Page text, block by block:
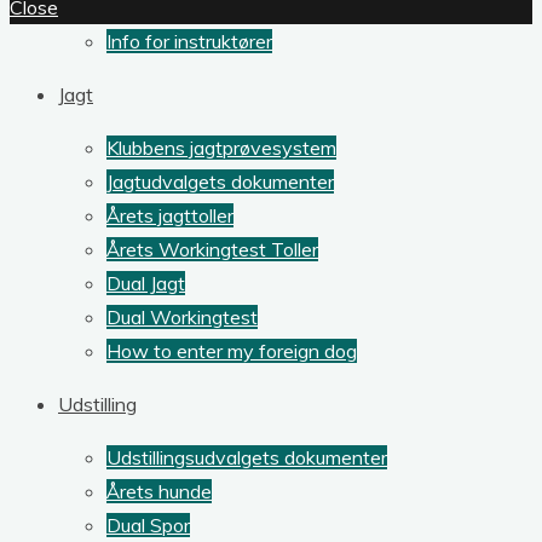
Info for instruktører
Jagt
Klubbens jagtprøvesystem
Jagtudvalgets dokumenter
Årets jagttoller
Årets Workingtest Toller
Dual Jagt
Dual Workingtest
How to enter my foreign dog
Udstilling
Udstillingsudvalgets dokumenter
Årets hunde
Dual Spor
Close